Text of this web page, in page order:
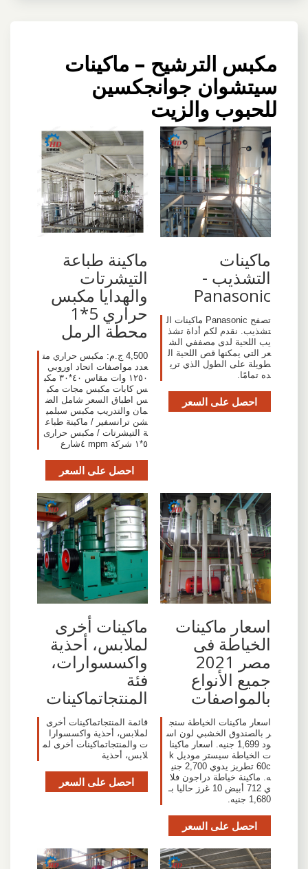
مكبس الترشيح – ماكينات
سيتشوان جوانجكسين
للحبوب والزيت
ماكينات
التشذيب -
Panasonic
تصفح Panasonic ماكينات ال
تشذيب. نقدم لكم أداة تشذ
يب اللحية لدى مصففي الش
عر التي يمكنها قص اللحية ال
طويلة على الطول الذي تري
ده تمامًا.
احصل على السعر
ماكينة طباعة
التيشرتات
والهدايا مكبس
حراري 5*1
محطة الرمل
4,500 ج.م: مكبس حراري مت
عدد مواصفات اتحاد اوروبي
١٢٥٠ وات مقاس ٤٠*٣٠ مكب
س كابات مكبس مجات مكب
س اطباق السعر شامل الض
مان والتدريب مكبس سبلمي
شن ترانسفير / ماكينة طباع
ة التيشرتات / مكبس حرارى
٥*١ شركة mpm ٤شارع
احصل على السعر
اسعار ماكينات
الخياطة فى
مصر 2021
جميع الأنواع
بالمواصفات
اسعار ماكينات الخياطة سنج
ر بالصندوق الخشبي لون اس
ود 1,699 جنيه. اسعار ماكينا
ت الخياطة سيستر موديل k
60c تطريز يدوي 2,700 جني
ه. ماكينة خياطة دراجون فلا
ي 712 أبيض 10 غرز حاليا بـ
1,680 جنيه.
احصل على السعر
ماكينات أخرى
لملابس، أحذية
واكسسوارات،
فئة
المنتجاتماكينات
قائمة المنتجاتماكينات أخرى
لملابس، أحذية واكسسوارا
ت والمنتجاتماكينات أخرى لم
لابس، أحذية
احصل على السعر